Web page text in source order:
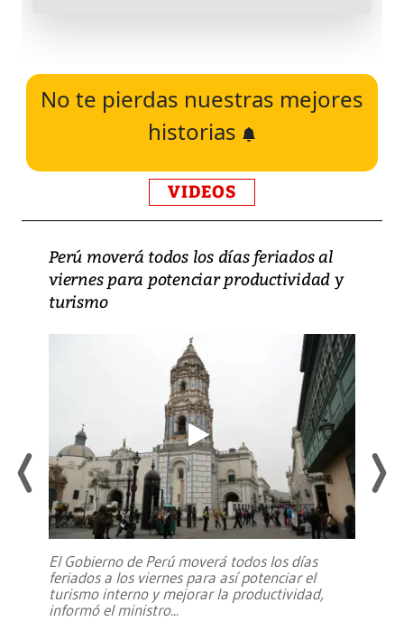
No te pierdas nuestras mejores
historias
VIDEOS
Perú moverá todos los días feriados al
viernes para potenciar productividad y
turismo
El Gobierno de Perú moverá todos los días
feriados a los viernes para así potenciar el
turismo interno y mejorar la productividad,
informó el ministro...